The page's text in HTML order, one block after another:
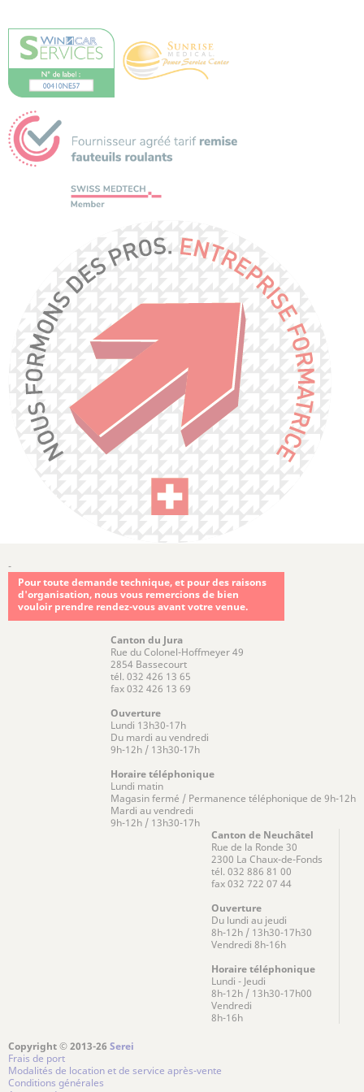
-
Pour toute demande technique, et pour des raisons
d'organisation, nous vous remercions de bien
vouloir prendre rendez-vous avant votre venue.
Canton du Jura
Rue du Colonel-Hoffmeyer 49
2854 Bassecourt
tél. 032 426 13 65
fax 032 426 13 69
Ouverture
Lundi 13h30-17h
Du mardi au vendredi
9h-12h / 13h30-17h
Horaire téléphonique
Lundi matin
Magasin fermé / Permanence téléphonique de 9h-12h
Mardi au vendredi
9h-12h / 13h30-17h
Canton de Neuchâtel
Rue de la Ronde 30
2300 La Chaux-de-Fonds
tél. 032 886 81 00
fax 032 722 07 44
Ouverture
Du lundi au jeudi
8h-12h / 13h30-17h30
Vendredi 8h-16h
Horaire téléphonique
Lundi - Jeudi
8h-12h / 13h30-17h00
Vendredi
8h-16h
Copyright © 2013-26 Serei
Frais de port
Modalités de location et de service après-vente
Conditions générales